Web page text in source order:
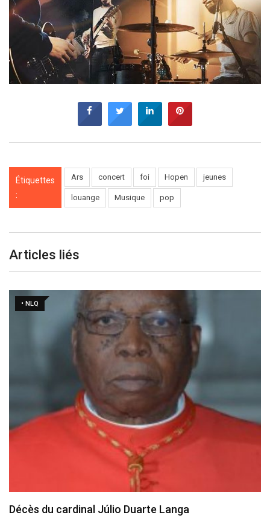
Étiquettes
:
Ars concert foi Hopen jeunes
louange Musique pop
Articles liés
• NLQ
Décès du cardinal Júlio Duarte Langa